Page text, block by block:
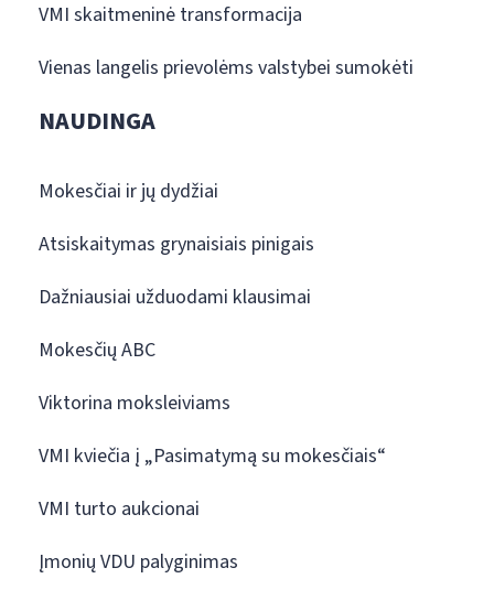
VMI skaitmeninė transformacija
Vienas langelis prievolėms valstybei sumokėti
NAUDINGA
Mokesčiai ir jų dydžiai
Atsiskaitymas grynaisiais pinigais
Dažniausiai užduodami klausimai
Mokesčių ABC
Viktorina moksleiviams
VMI kviečia į „Pasimatymą su mokesčiais“
VMI turto aukcionai
Įmonių VDU palyginimas